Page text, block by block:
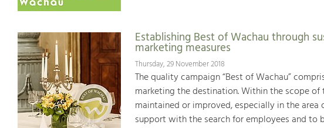
Establishing Best of Wachau through
marketing measures
Thursday, 29 November 2018
The quality campaign “Best of Wachau”
marketing the destination. Within the scope
maintained or improved, especially in the
support with the search for employees and to